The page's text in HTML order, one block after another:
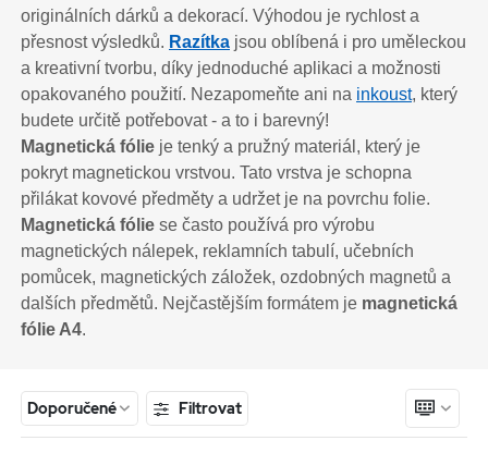
originálních dárků a dekorací. Výhodou je rychlost a
přesnost výsledků. Razítka jsou oblíbená i pro uměleckou
a kreativní tvorbu, díky jednoduché aplikaci a možnosti
opakovaného použití. Nezapomeňte ani na inkoust, který
budete určitě potřebovat - a to i barevný!
Magnetická fólie je tenký a pružný materiál, který je
pokryt magnetickou vrstvou. Tato vrstva je schopna
přilákat kovové předměty a udržet je na povrchu folie.
Magnetická fólie se často používá pro výrobu
magnetických nálepek, reklamních tabulí, učebních
pomůcek, magnetických záložek, ozdobných magnetů a
dalších předmětů. Nejčastějším formátem je magnetická
fólie A4.
Doporučené Filtrovat